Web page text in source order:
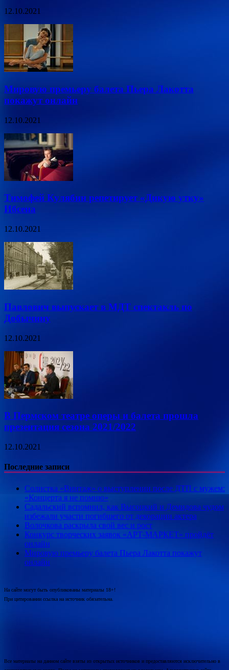
12.10.2021
Мировую премьеру балета Пьера Лакотта
покажут онлайн
12.10.2021
Тимофей Кулябин репетирует «Дикую утку»
Ибсена
12.10.2021
Павлович выпускает в МДТ спектакль по
Добычину
12.10.2021
В Пермском театре оперы и балета прошла
презентация сезона 2021/2022
12.10.2021
Последние записи
Солистка «Винтаж» о выступлении после ДТП с мужем:
«Концерта я не помню»
Садальский вспомнил, как Высоцкий и Демидова чудом
избежали участи погибшего от декорации актера
Волочкова раскрыла свой вес и рост
Конкурс творческих заявок «АРТ-МАРКЕТ» пройдёт
онлайн
Мировую премьеру балета Пьера Лакотта покажут
онлайн
На сайте могут быть опубликованы материалы 18+!
При цитировании ссылка на источник обязательна.
Все материалы на данном сайте взяты из открытых источников и предоставляются исключительно в